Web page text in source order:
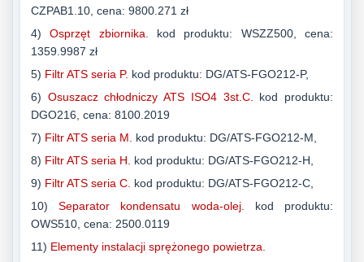
CZPAB1.10, cena: 9800.271 zł
4)Osprzęt zbiornika.
kod produktu: WSZZ500, cena:
1359.9987 zł
5) Filtr ATS seria P. kod produktu: DG/ATS-FGO212-P,
6) Osuszacz chłodniczy ATS ISO4 3st.C.
kod produktu:
DGO216, cena: 8100.2019
7) Filtr ATS seria M.
kod produktu: DG/ATS-FGO212-M,
8) Filtr ATS seria H.
kod produktu: DG/ATS-FGO212-H,
9) Filtr ATS seria C. kod produktu: DG/ATS-FGO212-C,
10)Separator kondensatu woda-olej.
kod produktu:
OWS510, cena: 2500.0119
11) Elementy instalacji sprężonego powietrza.